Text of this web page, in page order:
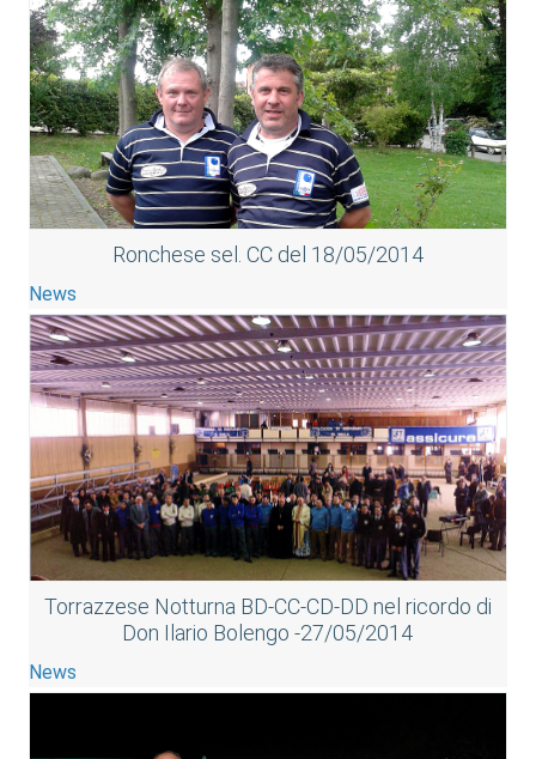
Ronchese sel. CC del 18/05/2014
News
Torrazzese Notturna BD-CC-CD-DD nel ricordo di
Don Ilario Bolengo -27/05/2014
News